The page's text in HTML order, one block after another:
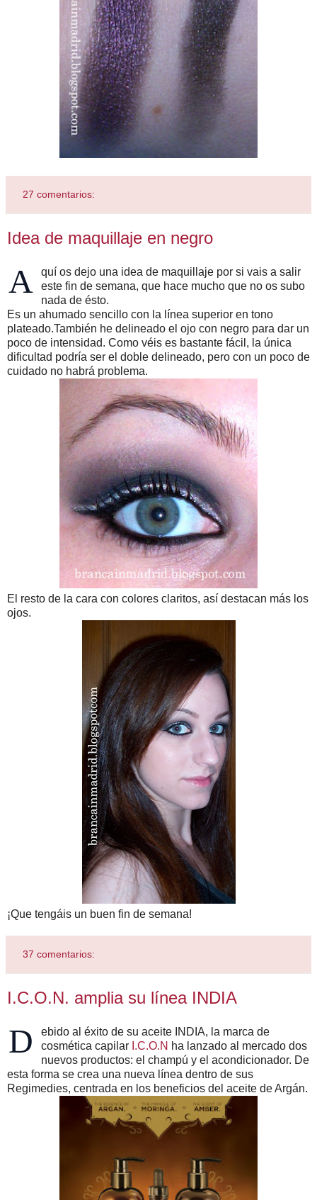
27 comentarios:
Idea de maquillaje en negro
A
quí os dejo una idea de maquillaje por si vais a salir
este fin de semana, que hace mucho que no os subo
nada de ésto.
Es un ahumado sencillo con la línea superior en tono
plateado.También he delineado el ojo con negro para dar un
poco de intensidad. Como véis es bastante fácil, la única
dificultad podría ser el doble delineado, pero con un poco de
cuidado no habrá problema.
El resto de la cara con colores claritos, así destacan más los
ojos.
¡Que tengáis un buen fin de semana!
37 comentarios:
I.C.O.N. amplia su línea INDIA
D
ebido al éxito de su aceite INDIA, la marca de
cosmética capilar I.C.O.N ha lanzado al mercado dos
nuevos productos: el champú y el acondicionador. De
esta forma se crea una nueva línea dentro de sus
Regimedies, centrada en los beneficios del aceite de Argán.